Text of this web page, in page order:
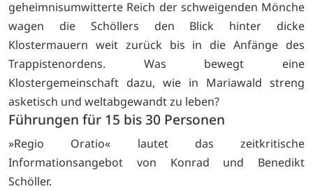
geheimnisumwitterte Reich der schweigenden Mönche
wagen die Schöllers den Blick hinter dicke
Klostermauern weit zurück bis in die Anfänge des
Trappistenordens. Was bewegt eine
Klostergemeinschaft dazu, wie in Mariawald streng
asketisch und weltabgewandt zu leben?
Führungen für 15 bis 30 Personen
»Regio Oratio« lautet das zeitkritische
Informationsangebot von Konrad und Benedikt
Schöller.